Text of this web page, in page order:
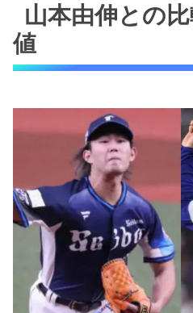
山本由伸との
値